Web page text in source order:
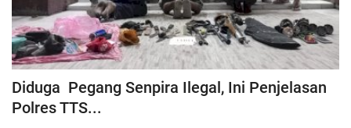
Diduga Pegang Senpira Ilegal, Ini Penjelasan
Polres TTS...